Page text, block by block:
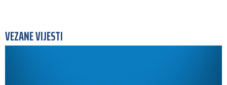
VEZANE VIJESTI